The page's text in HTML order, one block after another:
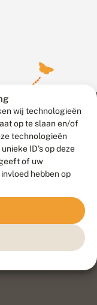
wij technologieën
op te slaan en/of
technologieën
ID's op deze
of uw
hebben op
, ontworpen door